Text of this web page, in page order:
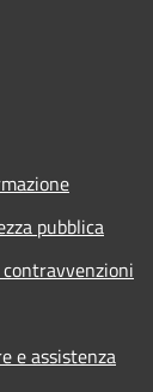
pubblica
e assistenza